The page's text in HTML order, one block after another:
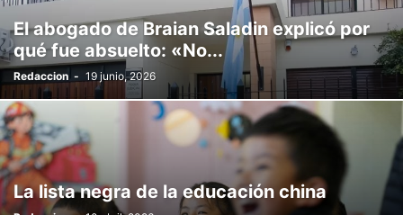
ÚLTIMO MOMENTO
El abogado de Braian Saladin explicó por
qué fue absuelto: «No...
Redaccion - 19 junio, 2026
La lista negra de la educación china